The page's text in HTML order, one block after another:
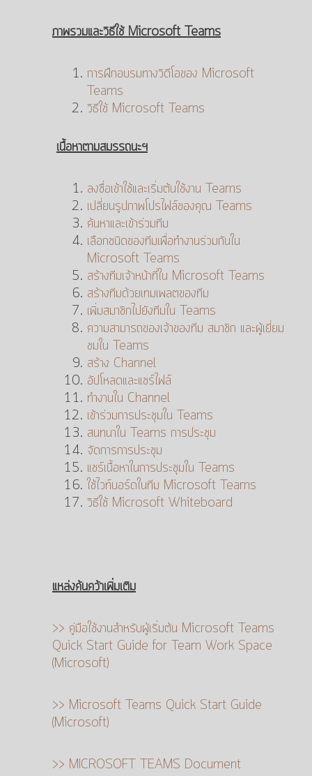
ภาพรวมและวิธีใช้Microsoft Teams
การฝึกอบรมทางวิดีโอของ Microsoft
Teams
วิธีใช้ Microsoft Teams
เนื้อหาตามสมรรถนะฯ
ลงชื่อเข้าใช้และเริ่มต้นใช้งาน Teams
เปลี่ยนรูปภาพโปรไฟล์ของคุณ Teams
ค้นหาและเข้าร่วมทีม
เลือกชนิดของทีมเพื่อทำงานร่วมกันใน
Microsoft Teams
สร้างทีมเจ้าหน้าที่ใน Microsoft Teams
สร้างทีมด้วยเทมเพลตของทีม
เพิ่มสมาชิกไปยังทีมใน Teams
ความสามารถของเจ้าของทีม สมาชิก และผู้เยี่ยม
ชมใน Teams
สร้าง Channel
อัปโหลดและแชร์ไฟล์
ทำงานใน Channel
เข้าร่วมการประชุมใน Teams
สนทนาใน Teams การประชุม
จัดการการประชุม
แชร์เนื้อหาในการประชุมใน Teams
ใช้ไวท์บอร์ดในทีม Microsoft Teams
วิธีใช้ Microsoft Whiteboard
แหล่งค้นคว้าเพิ่มเติม
>> คู่มือใช้งานสำหรับผู้เริ่มต้น Microsoft Teams
Quick Start Guide for Team Work Space
(Microsoft)
>> Microsoft Teams Quick Start Guide
(Microsoft)
>> MICROSOFT TEAMS Document